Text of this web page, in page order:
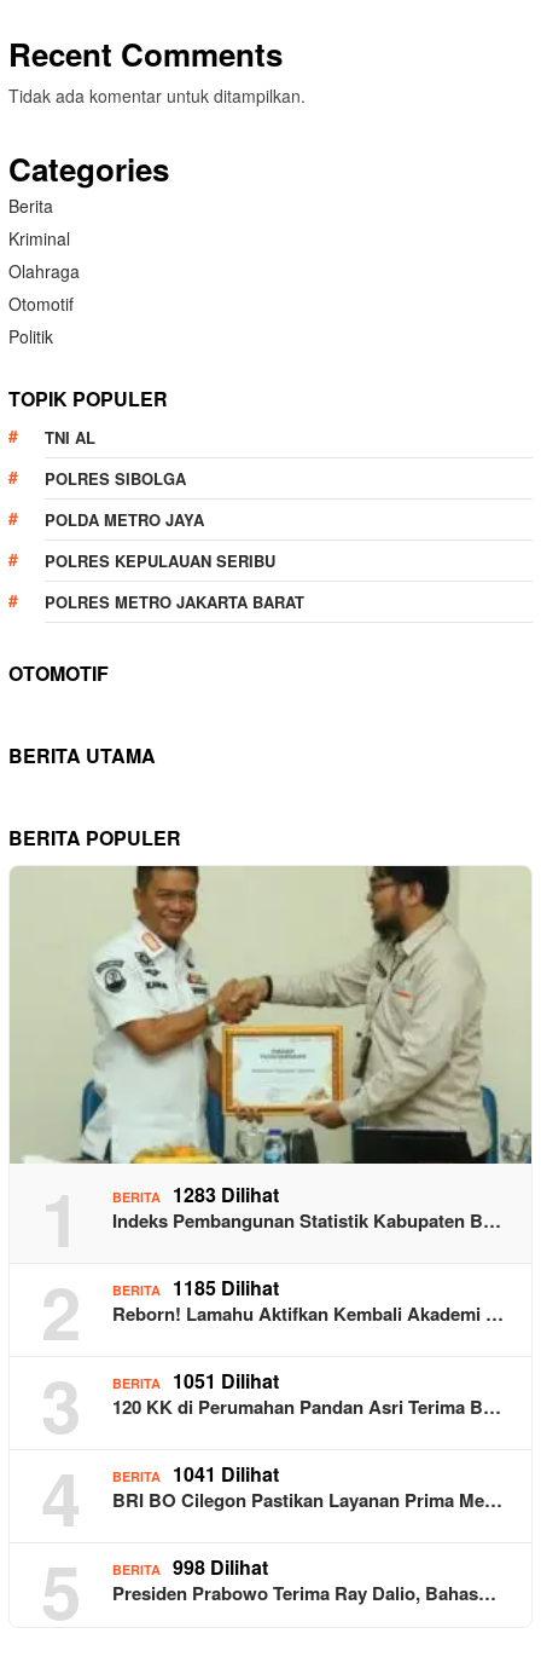
Recent Comments
Tidak ada komentar untuk ditampilkan.
Categories
Berita
Kriminal
Olahraga
Otomotif
Politik
TOPIK POPULER
TNI AL
POLRES SIBOLGA
POLDA METRO JAYA
POLRES KEPULAUAN SERIBU
POLRES METRO JAKARTA BARAT
OTOMOTIF
BERITA UTAMA
BERITA POPULER
1 BERITA 1283 Dilihat
Indeks Pembangunan Statistik Kabupaten B…
2 BERITA 1185 Dilihat
Reborn! Lamahu Aktifkan Kembali Akademi …
3 BERITA 1051 Dilihat
120 KK di Perumahan Pandan Asri Terima B…
4 BERITA 1041 Dilihat
BRI BO Cilegon Pastikan Layanan Prima Me…
5 BERITA 998 Dilihat
Presiden Prabowo Terima Ray Dalio, Bahas…